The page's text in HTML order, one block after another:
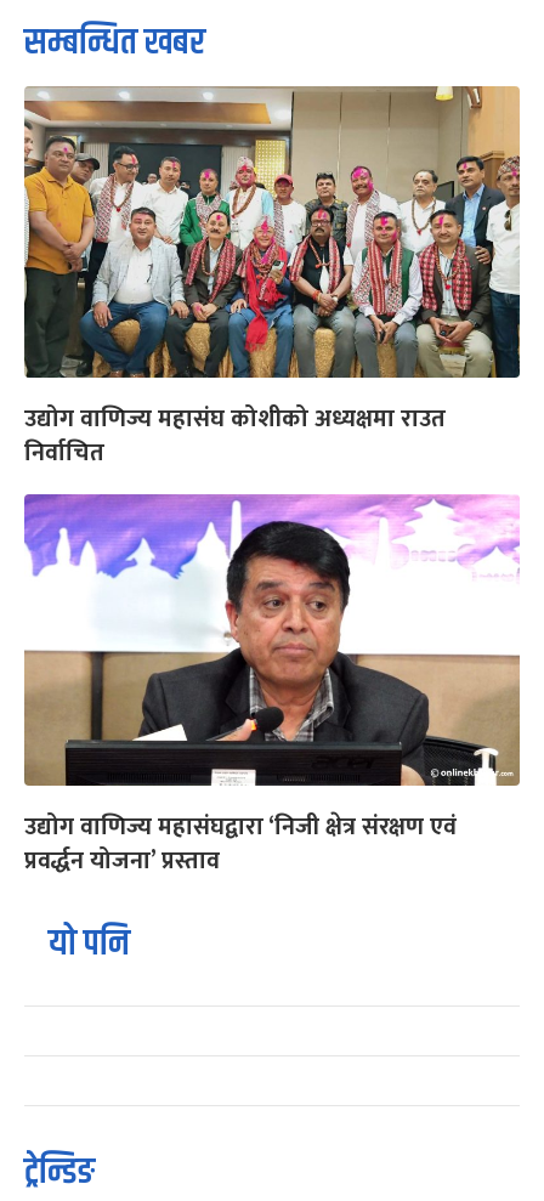
सम्बन्धित खबर
उद्योग वाणिज्य महासंघ कोशीको अध्यक्षमा राउत
निर्वाचित
उद्योग वाणिज्य महासंघद्वारा ‘निजी क्षेत्र संरक्षण एवं
प्रवर्द्धन योजना’ प्रस्ताव
यो पनि
ट्रेन्डिङ